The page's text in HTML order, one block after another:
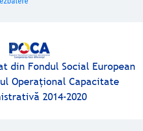
din Fondul Social European
Operaţional Capacitate
2014-2020